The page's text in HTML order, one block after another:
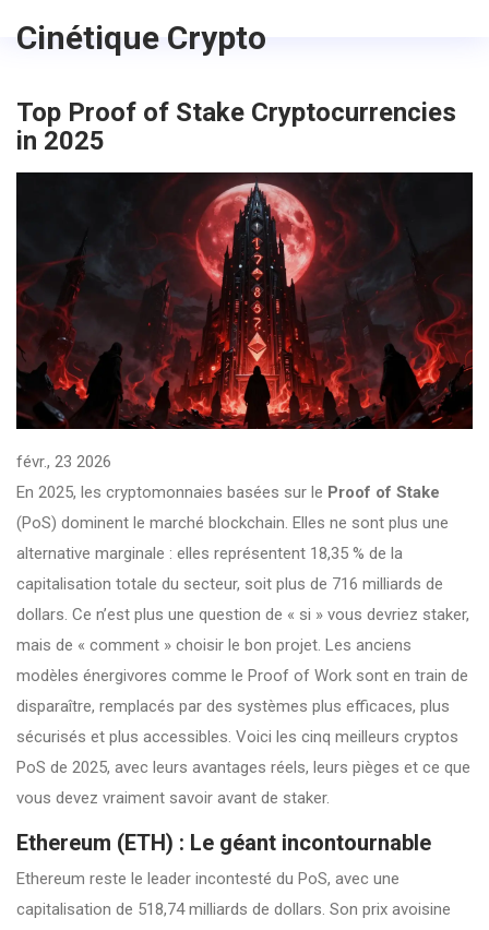
Cinétique Crypto
Top Proof of Stake Cryptocurrencies
in 2025
févr., 23 2026
En 2025, les cryptomonnaies basées sur le Proof of Stake
(PoS) dominent le marché blockchain. Elles ne sont plus une
alternative marginale : elles représentent 18,35 % de la
capitalisation totale du secteur, soit plus de 716 milliards de
dollars. Ce n’est plus une question de « si » vous devriez staker,
mais de « comment » choisir le bon projet. Les anciens
modèles énergivores comme le Proof of Work sont en train de
disparaître, remplacés par des systèmes plus efficaces, plus
sécurisés et plus accessibles. Voici les cinq meilleurs cryptos
PoS de 2025, avec leurs avantages réels, leurs pièges et ce que
vous devez vraiment savoir avant de staker.
Ethereum (ETH) : Le géant incontournable
Ethereum reste le leader incontesté du PoS, avec une
capitalisation de 518,74 milliards de dollars. Son prix avoisine